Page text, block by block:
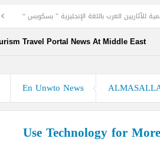
” بسكوبس “ and tourism development
Tourism Travel Portal News At
En Unwto News
Use Technology